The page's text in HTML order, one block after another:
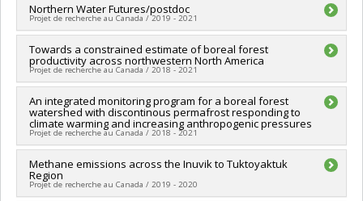
Lead researcher :Oliver Sonnentag
Funding sources: CRSNG/Conseil de recherches en sciences
naturelles et génie du Canada (CRSNG)
Grant programs:PVXXXXXX-Supplément à l’appui des
étudiants, des stagiaires postdoctoraux et du personnel de
soutien à la recherche COVID-19
Northern Water Futures/postdoc
Projet de recherche au Canada / 2019 - 2021
Lead researcher :Jennifer Baltzer,William Quinton
Co-researchers : Oliver Sonnentag
Funding sources:
Grant programs:PVXXXXXX-Fonds d'excellence en recherche
Apogée Canada
Towards a constrained estimate of boreal forest
productivity across northwestern North America
Projet de recherche au Canada / 2018 - 2021
Lead researcher :Oliver Sonnentag
Co-researchers : Jennifer Baltzer
Funding sources:CRSNG/Conseil de recherches en sciences
naturelles et génie du Canada (CRSNG)
Grant programs:
PVXXXXXX-(OIR) Outils et d'instruments de
recherche (de 7 001 $ à 150 000 $)
An integrated monitoring program for a boreal forest
watershed with discontinous permafrost responding to
climate warming and increasing anthropogenic pressures
Projet de recherche au Canada / 2018 - 2021
Lead researcher :Oliver Sonnentag
Co-researchers :
Funding sources:
Methane emissions across the Inuvik to Tuktoyaktuk
Region
Projet de recherche au Canada / 2019 - 2020